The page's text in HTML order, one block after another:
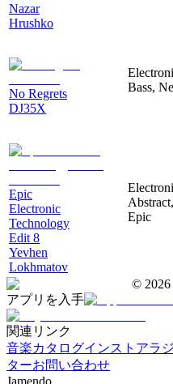
Nazar
Hrushko
No Regrets
DJ35X
Bass,
Epic
Electronic
Technology
Edit 8
Yevhen
Lokhmatov
Epic
© 2026
アプリを入手
関連リンク
音楽カタログインストアラ
ターお問い合わせ
Jamendo